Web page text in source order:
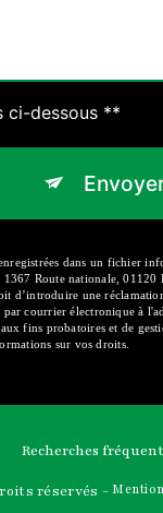
ci-dessous **
dans un fichier
Route nationale,
une
courrier électronique
fins probatoires et de
sur vos droits.
Recherches
réservés -